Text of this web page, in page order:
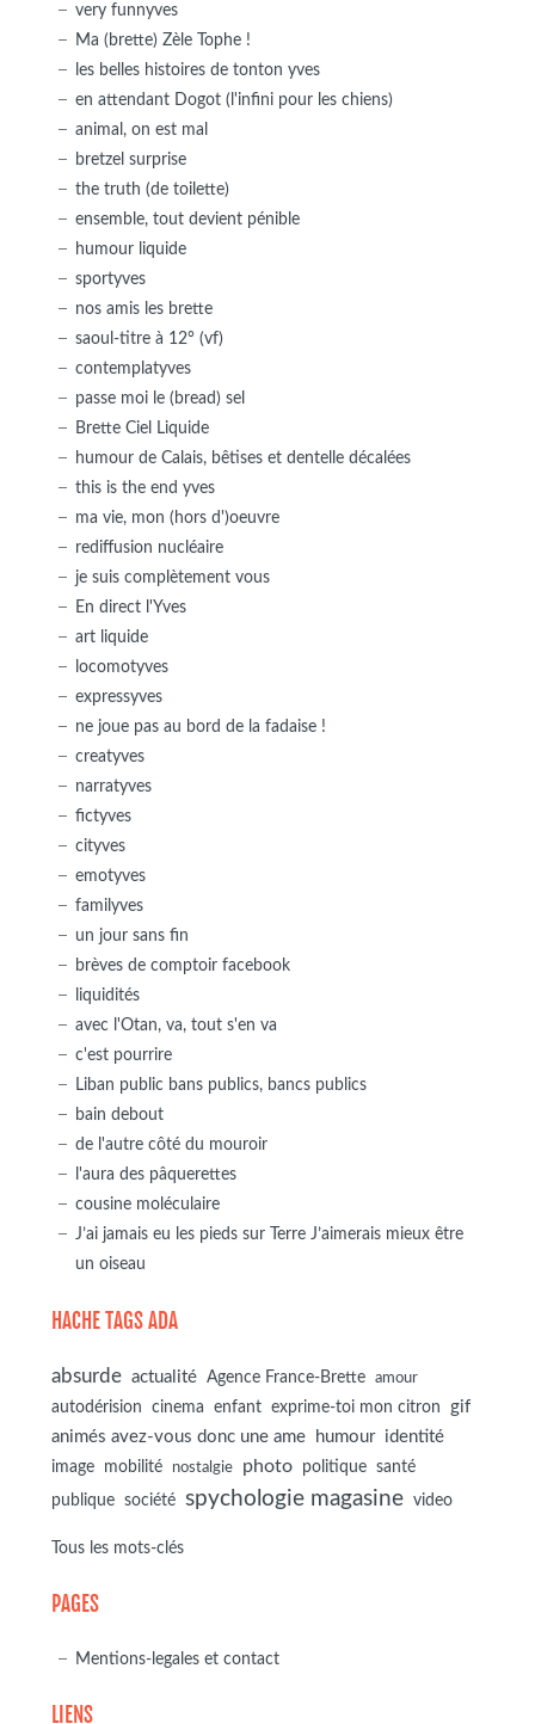
very funnyves
Ma (brette) Zèle Tophe !
les belles histoires de tonton yves
en attendant Dogot (l'infini pour les chiens)
animal, on est mal
bretzel surprise
the truth (de toilette)
ensemble, tout devient pénible
humour liquide
sportyves
nos amis les brette
saoul-titre à 12° (vf)
contemplatyves
passe moi le (bread) sel
Brette Ciel Liquide
humour de Calais, bêtises et dentelle décalées
this is the end yves
ma vie, mon (hors d')oeuvre
rediffusion nucléaire
je suis complètement vous
En direct l'Yves
art liquide
locomotyves
expressyves
ne joue pas au bord de la fadaise !
creatyves
narratyves
fictyves
cityves
emotyves
familyves
un jour sans fin
brèves de comptoir facebook
liquidités
avec l'Otan, va, tout s'en va
c'est pourrire
Liban public bans publics, bancs publics
bain debout
de l'autre côté du mouroir
l'aura des pâquerettes
cousine moléculaire
J’ai jamais eu les pieds sur Terre J’aimerais mieux être
un oiseau
HACHE TAGS ADA
absurde actualité Agence France-Brette amour
autodérision cinema enfant exprime-toi mon citron
gif
animés avez-vous donc une ame
humour identité
image mobilité nostalgie photo politique
santé
publique
société spychologie magasine video
Tous les mots-clés
PAGES
Mentions-legales et contact
LIENS